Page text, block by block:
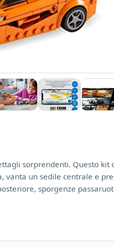
sorprendenti. Questo
vanta un sedile centrale e
sporgenze